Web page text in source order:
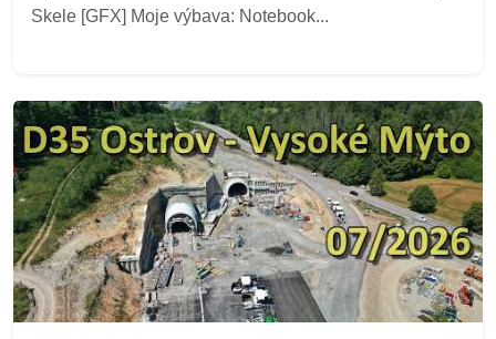
Skele [GFX] Moje výbava: Notebook...